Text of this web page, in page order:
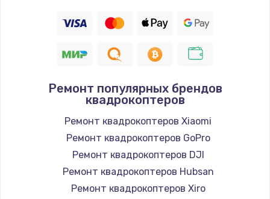
Ремонт популярных брендов
квадрокоптеров
Ремонт квадрокоптеров Xiaomi
Ремонт квадрокоптеров GoPro
Ремонт квадрокоптеров DJI
Ремонт квадрокоптеров Hubsan
Ремонт квадрокоптеров Xiro